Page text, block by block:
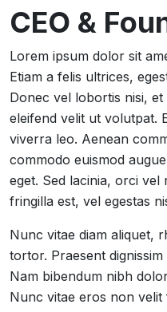
CEO &
Lorem ipsum dolor sit
Etiam a felis ultrices,
Donec vel lobortis nisi, et
eleifend velit ut volutpat.
viverra leo. Aenean
commodo euismod
eget. Sed lacinia, orci
fringilla est, vel egestas
Nunc vitae diam aliquet,
tortor. Praesent
Nam bibendum nibh
Nunc vitae eros non velit